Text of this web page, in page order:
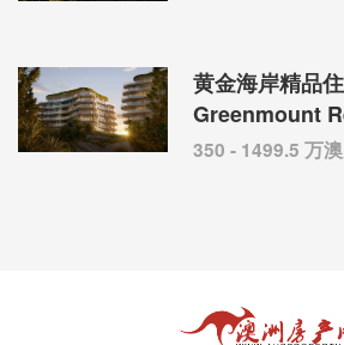
黄金海岸精品
Greenmount
350 - 1499.5 万